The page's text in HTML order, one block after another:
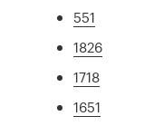
551
1826
1718
1651